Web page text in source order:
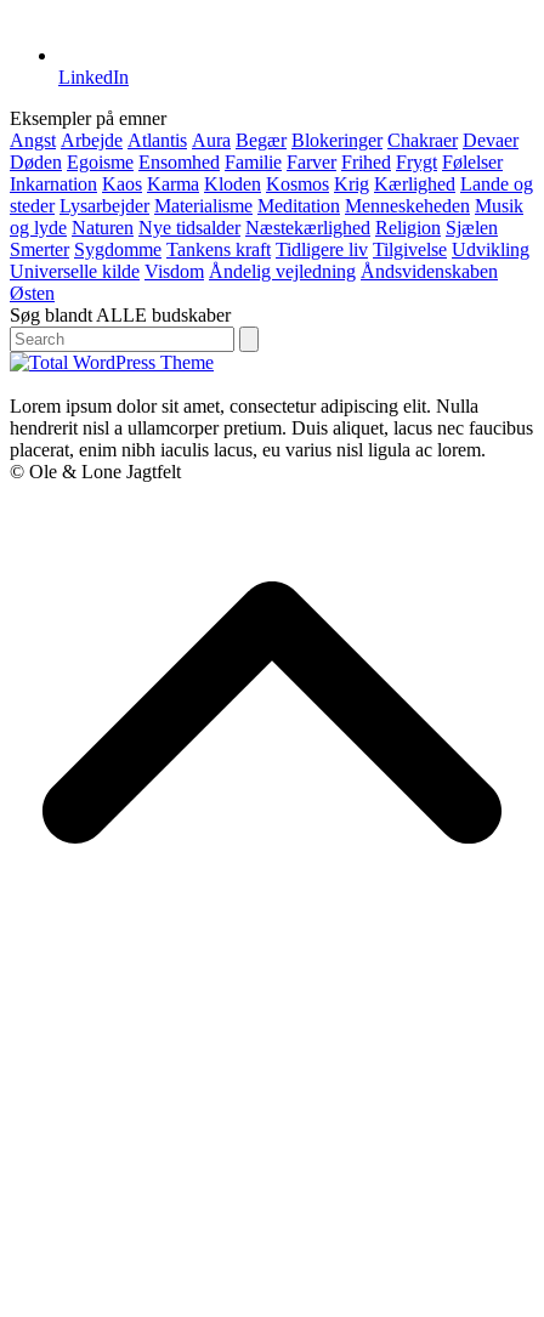
LinkedIn
Eksempler på emner
Angst Arbejde Atlantis Aura Begær Blokeringer Chakraer Devaer
Døden Egoisme Ensomhed Familie Farver Frihed Frygt Følelser
Inkarnation Kaos Karma Kloden Kosmos Krig Kærlighed Lande og
steder Lysarbejder Materialisme Meditation Menneskeheden Musik
og lyde Naturen Nye tidsalder Næstekærlighed Religion Sjælen
Smerter Sygdomme Tankens kraft Tidligere liv Tilgivelse Udvikling
Universelle kilde Visdom Åndelig vejledning Åndsvidenskaben
Østen
Søg blandt ALLE budskaber
Search
Lorem ipsum dolor sit amet, consectetur adipiscing elit. Nulla
hendrerit nisl a ullamcorper pretium. Duis aliquet, lacus nec faucibus
placerat, enim nibh iaculis lacus, eu varius nisl ligula ac lorem.
© Ole & Lone Jagtfelt